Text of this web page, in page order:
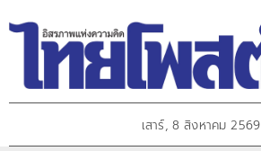
เสาร์, 8 สิงหาคม 2569